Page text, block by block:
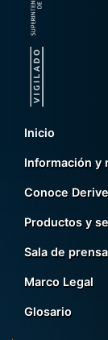
Inicio
Información y
Conoce
Productos y
Sala de prensa
Marco Legal
Glosario